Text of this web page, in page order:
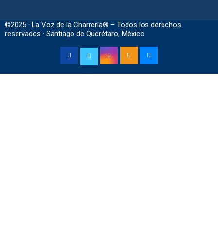
©2025 · La Voz de la Charrería® – Todos los derechos
reservados · Santiago de Querétaro, México